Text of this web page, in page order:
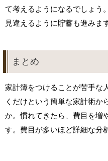
て考えるようになるでしょう
見違えるように貯蓄も進みま
まとめ
家計簿をつけることが苦手な
くだけという簡単な家計術か
か。慣れてきたら、費目を増
す。費目が多いほど詳細な分